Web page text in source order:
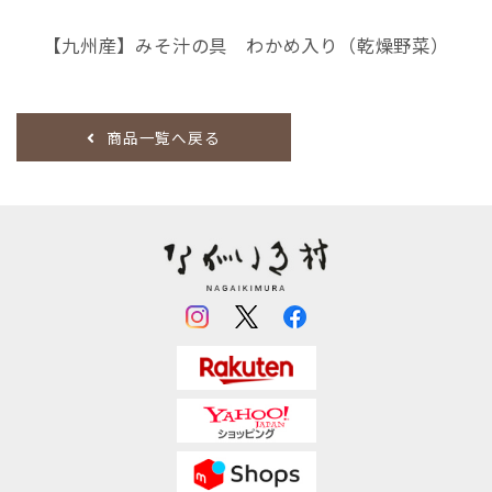
【九州産】みそ汁の具 わかめ入り（乾燥野菜）
商品一覧へ戻る